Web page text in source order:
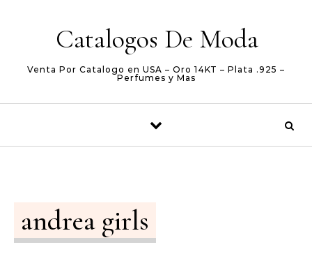
Catalogos De Moda
Venta Por Catalogo en USA – Oro 14KT – Plata .925 –
Perfumes y Mas
andrea girls